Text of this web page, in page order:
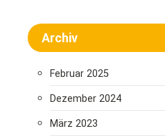
e
r
e
Archiv
Februar 2025
Dezember 2024
März 2023